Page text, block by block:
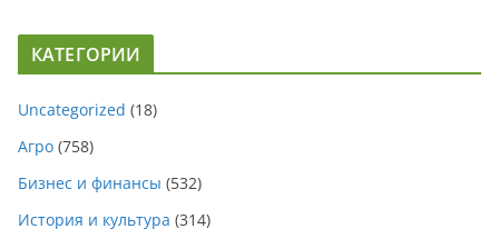
КАТЕГОРИИ
Uncategorized (18)
Агро (758)
Бизнес и финансы (532)
История и культура (314)